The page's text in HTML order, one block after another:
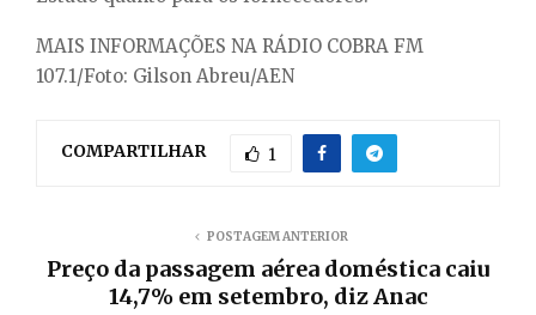
MAIS INFORMAÇÕES NA RÁDIO COBRA FM
107.1/Foto: Gilson Abreu/AEN
COMPARTILHAR 1
POSTAGEM ANTERIOR
Preço da passagem aérea doméstica caiu
14,7% em setembro, diz Anac